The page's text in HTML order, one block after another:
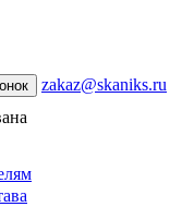
zakaz@skaniks.ru